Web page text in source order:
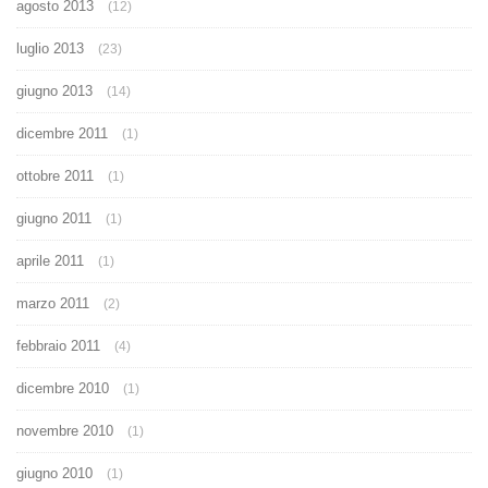
agosto 2013 (12)
luglio 2013 (23)
giugno 2013 (14)
dicembre 2011 (1)
ottobre 2011 (1)
giugno 2011 (1)
aprile 2011 (1)
marzo 2011 (2)
febbraio 2011 (4)
dicembre 2010 (1)
novembre 2010 (1)
giugno 2010 (1)